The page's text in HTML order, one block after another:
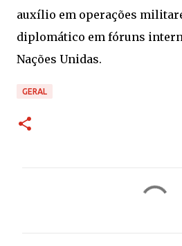
auxílio em operações
diplomático em fóruns
Nações Unidas.
GERAL